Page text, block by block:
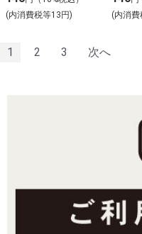
(内消費税等13円)
(内消
1 2 3 次へ